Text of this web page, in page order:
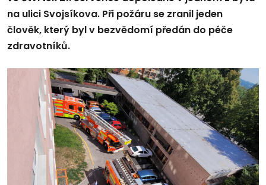
na ulici Svojsíkova. Při požáru se zranil jeden
člověk, který byl v bezvědomí předán do péče
zdravotníků.